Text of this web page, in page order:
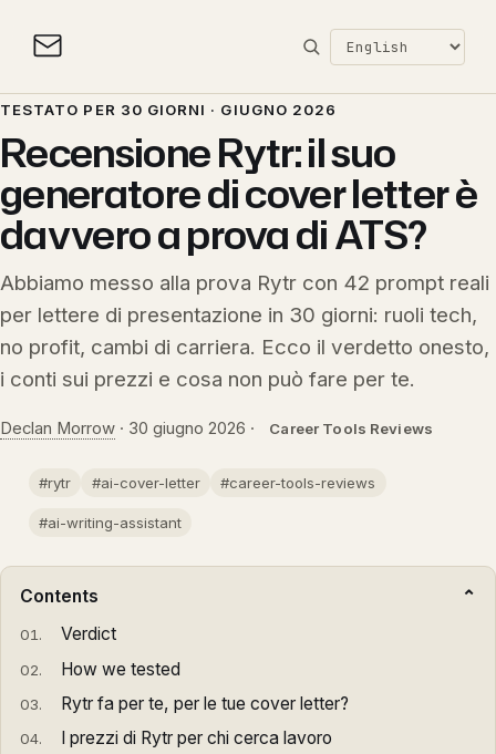
TESTATO PER 30 GIORNI · GIUGNO 2026
Recensione Rytr: il suo
generatore di cover letter è
davvero a prova di ATS?
Abbiamo messo alla prova Rytr con 42 prompt reali
per lettere di presentazione in 30 giorni: ruoli tech,
no profit, cambi di carriera. Ecco il verdetto onesto,
i conti sui prezzi e cosa non può fare per te.
Declan Morrow · 30 giugno 2026 · Career Tools Reviews
#rytr #ai-cover-letter #career-tools-reviews
#ai-writing-assistant
Contents
Verdict
How we tested
Rytr fa per te, per le tue cover letter?
I prezzi di Rytr per chi cerca lavoro